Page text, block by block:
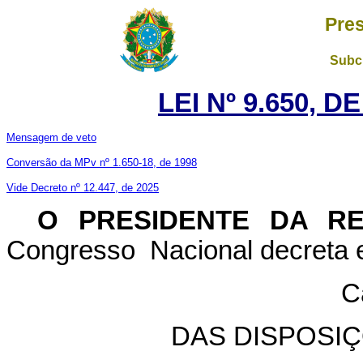
LEI Nº 9.650,
Mensagem de veto
Conversão da MPv nº 1.650-18, de 1998
Vide Decreto nº 12.447, de 2025
O PRESIDENTE DA
Congresso Nacional
DAS